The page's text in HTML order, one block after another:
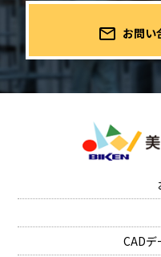
mail_outline お問い
CAD